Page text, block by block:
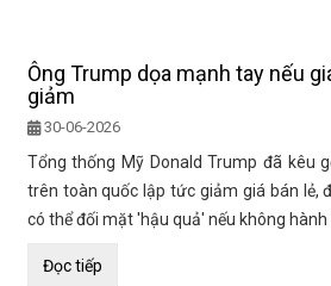
Ông Trump dọa mạnh tay nếu
giảm
30-06-2026
Tổng thống Mỹ Donald Trump đã kêu
trên toàn quốc lập tức giảm giá bán lẻ,
có thể đối mặt 'hậu quả' nếu không hành
Đọc tiếp